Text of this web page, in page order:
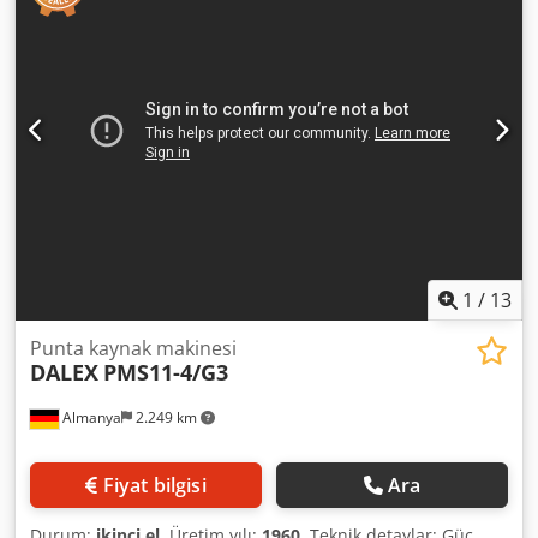
1 / 13
Almanya 2.249 km
Punta kaynak makinesi
DALEX PMS11-4/G3
Fiyat bilgisi Ara